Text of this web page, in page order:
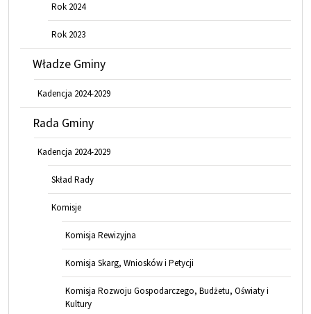
Rok 2024
Rok 2023
Władze Gminy
Kadencja 2024-2029
Rada Gminy
Kadencja 2024-2029
Skład Rady
Komisje
Komisja Rewizyjna
Komisja Skarg, Wniosków i Petycji
Komisja Rozwoju Gospodarczego, Budżetu, Oświaty i
Kultury